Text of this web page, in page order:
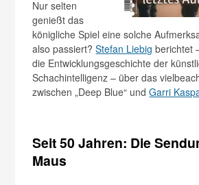
Nur selten
genießt das
königliche Spiel eine solche
also passiert?Stefan Liebig berichtet
die Entwicklungsgeschichte der
Schachintelligenz – über das
zwischen „Deep Blue“ undGarri
Seit 50 Jahren: Die
Maus